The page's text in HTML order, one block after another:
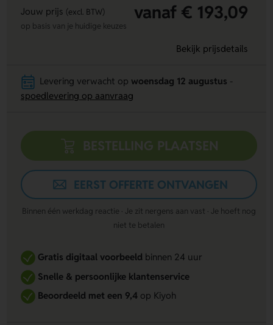
Jouw prijs (excl. BTW) vanaf € 193,09
op basis van je huidige keuzes
Bekijk prijsdetails
Levering verwacht op woensdag 12 augustus
spoedlevering op aanvraag
BESTELLING PLAATSEN
EERST OFFERTE ONTVANGEN
Binnen één werkdag reactie · Je zit nergens aan vast · Je hoeft nog
niet te betalen
Gratis digitaal voorbeeldbinnen 24 uur
Snelle & persoonlijke klantenservice
Beoordeeld met een 9,4op Kiyoh